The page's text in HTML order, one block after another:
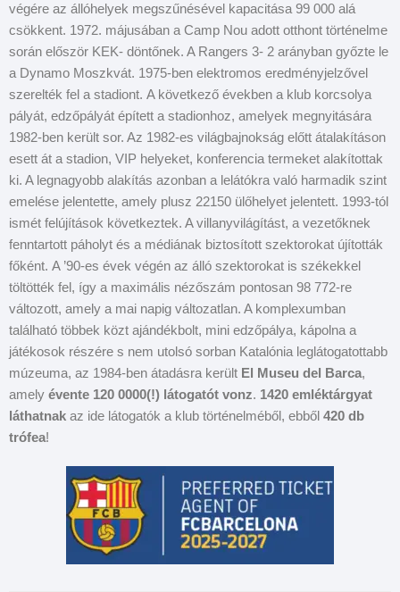
végére az állóhelyek megszűnésével kapacitása 99 000 alá
csökkent. 1972. májusában a Camp Nou adott otthont történelme
során először KEK- döntőnek. A Rangers 3- 2 arányban győzte le
a Dynamo Moszkvát. 1975-ben elektromos eredményjelzővel
szerelték fel a stadiont. A következő években a klub korcsolya
pályát, edzőpályát épített a stadionhoz, amelyek megnyitására
1982-ben került sor. Az 1982-es világbajnokság előtt átalakításon
esett át a stadion, VIP helyeket, konferencia termeket alakítottak
ki. A legnagyobb alakítás azonban a lelátókra való harmadik szint
emelése jelentette, amely plusz 22150 ülőhelyet jelentett. 1993-tól
ismét felújítások következtek. A villanyvilágítást, a vezetőknek
fenntartott páholyt és a médiának biztosított szektorokat újították
főként. A ’90-es évek végén az álló szektorokat is székekkel
töltötték fel, így a maximális nézőszám pontosan 98 772-re
változott, amely a mai napig változatlan. A komplexumban
található többek közt ajándékbolt, mini edzőpálya, kápolna a
játékosok részére s nem utolsó sorban Katalónia leglátogatottabb
múzeuma, az 1984-ben átadásra került El Museu del Barca,
amely évente 120 0000(!) látogatót vonz. 1420 emléktárgyat
láthatnak az ide látogatók a klub történelméből, ebből 420 db
trófea!